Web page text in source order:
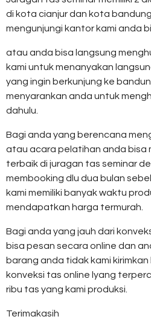
di kota cianjur dan kota
mengunjungi kantor kami anda
atau anda bisa langsung
kami untuk menanyakan
yang ingin berkunjung ke
menyarankan anda untuk
dahulu.
Bagi anda yang berencana
atau acara pelatihan anda bisa
terbaik di juragan tas seminar
membooking dlu dua bulan
kami memiliki banyak waktu
mendapatkan harga termurah.
Bagi anda yang jauh dari
bisa pesan secara online dan
barang anda tidak kami
konveksi tas online lyang
ribu tas yang kami produksi.
Terimakasih